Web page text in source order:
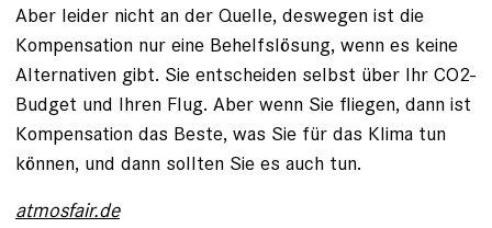
Aber leider nicht an der Quelle, deswegen ist die
Kompen­sation nur eine Behelfslösung, wenn es keine
Alternativen gibt. Sie entscheiden selbst über Ihr CO2-
Budget und Ihren Flug. Aber wenn Sie fliegen, dann ist
Kompensation das Beste, was Sie für das Klima tun
können, und dann sollten Sie es auch tun.
atmosfair.de